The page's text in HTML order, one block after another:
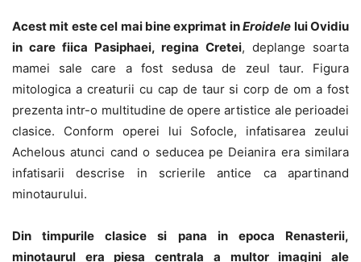
Acest mit este cel mai bine exprimat inEroidele lui Ovidiu
in care fiica Pasiphaei, regina Cretei, deplange soarta
mamei sale care a fost sedusa de zeul taur. Figura
mitologica a creaturii cu cap de taur si corp de om a fost
prezenta intr-o multitudine de opere artistice ale perioadei
clasice. Conform operei lui Sofocle, infatisarea zeului
Achelous atunci cand o seducea pe Deianira era similara
infatisarii descrise in scrierile antice ca apartinand
minotaurului.
Din timpurile clasice si pana in epoca Renasterii,
minotaurul era piesa centrala a multor imagini ale